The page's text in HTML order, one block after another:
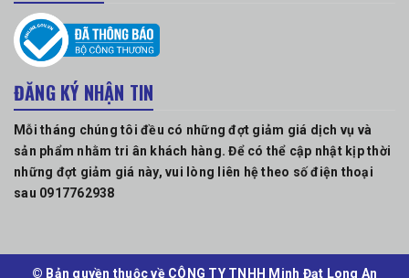
ĐĂNG KÝ NHẬN TIN
Mỗi tháng chúng tôi đều có những đợt giảm giá dịch vụ và
sản phẩm nhằm tri ân khách hàng. Để có thể cập nhật kịp thời
những đợt giảm giá này, vui lòng liên hệ theo số điện thoại
sau 0917762938
© Bản quyền thuộc về CÔNG TY TNHH Minh Đạt Long An